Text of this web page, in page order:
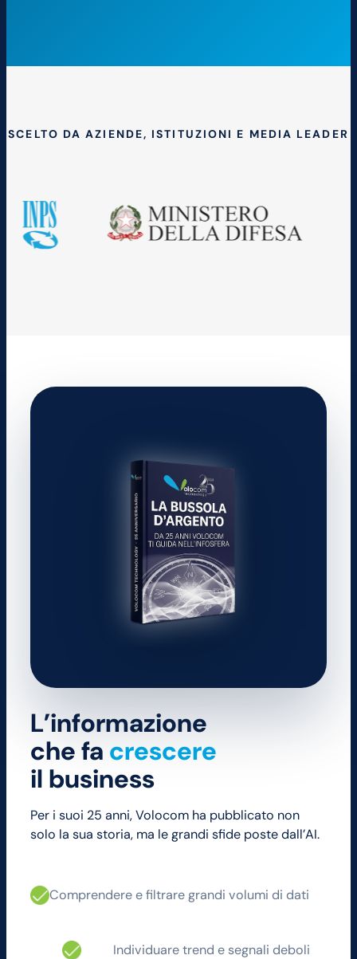
SCELTO DA AZIENDE, ISTITUZIONI E MEDIA LEADER
L’informazione
che fa crescere
il business
Per i suoi 25 anni, Volocom ha pubblicato non
solo la sua storia, ma le grandi sfide poste dall’AI.
Comprendere e filtrare grandi volumi di dati
Individuare trend e segnali deboli